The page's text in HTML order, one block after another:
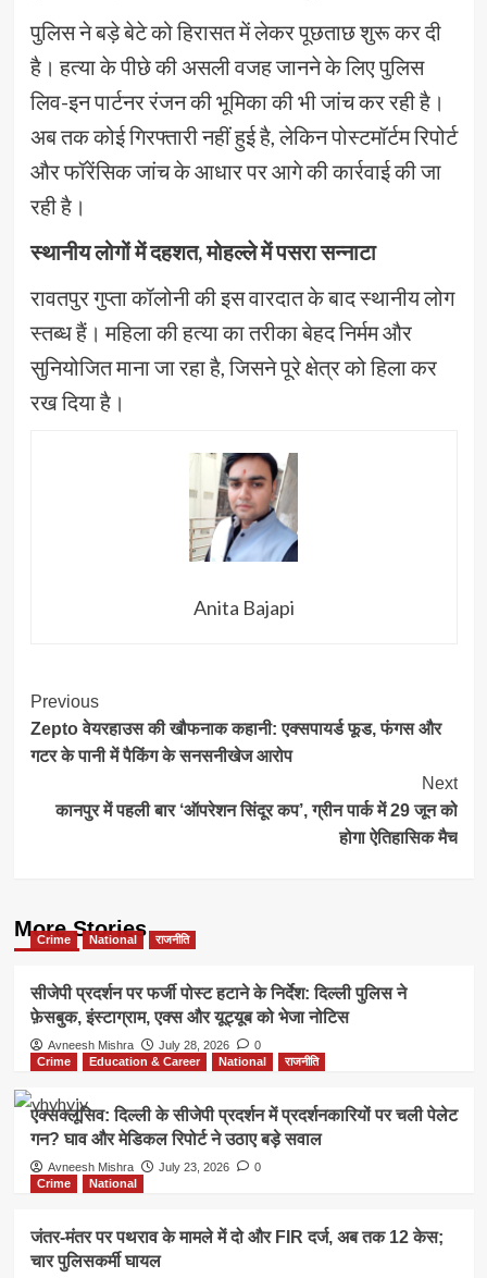
पुलिस ने बड़े बेटे को हिरासत में लेकर पूछताछ शुरू कर दी
है। हत्या के पीछे की असली वजह जानने के लिए पुलिस
लिव-इन पार्टनर रंजन की भूमिका की भी जांच कर रही है।
अब तक कोई गिरफ्तारी नहीं हुई है, लेकिन पोस्टमॉर्टम रिपोर्ट
और फॉरेंसिक जांच के आधार पर आगे की कार्रवाई की जा
रही है।
स्थानीय लोगों में दहशत, मोहल्ले में पसरा सन्नाटा
रावतपुर गुप्ता कॉलोनी की इस वारदात के बाद स्थानीय लोग
स्तब्ध हैं। महिला की हत्या का तरीका बेहद निर्मम और
सुनियोजित माना जा रहा है, जिसने पूरे क्षेत्र को हिला कर
रख दिया है।
Anita Bajapi
Post
Navigation
Previous
Zepto वेयरहाउस की खौफनाक कहानी: एक्सपायर्ड फूड, फंगस और
गटर के पानी में पैकिंग के सनसनीखेज आरोप
Next
कानपुर में पहली बार ‘ऑपरेशन सिंदूर कप’, ग्रीन पार्क में 29 जून को
होगा ऐतिहासिक मैच
More Stories
Crime National राजनीति
सीजेपी प्रदर्शन पर फर्जी पोस्ट हटाने के निर्देश: दिल्ली पुलिस ने
फ़ेसबुक, इंस्टाग्राम, एक्स और यूट्यूब को भेजा नोटिस
Avneesh Mishra July 28, 2026
0
Crime
Education & Career National राजनीति
एक्सक्लूसिव: दिल्ली के सीजेपी प्रदर्शन में प्रदर्शनकारियों पर चली पेलेट
गन? घाव और मेडिकल रिपोर्ट ने उठाए बड़े सवाल
Avneesh Mishra July 23, 2026
0
Crime
National
जंतर-मंतर पर पथराव के मामले में दो और FIR दर्ज, अब तक 12 केस;
चार पुलिसकर्मी घायल